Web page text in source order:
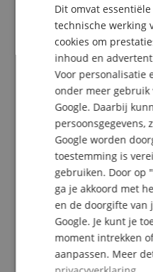
5.0/5.0
Gebaseerd op 12
Toon alle beoordelingen
5 Sterren
4 Sterren
3 Sterren
2 Sterren
1 Ster
Een herziening van de
plaatsgevonden:
winkel geregistreerd
daadwerkelijk bij ons
hun klantenaccount
artikel geven.
Dit omvat
technische werking
cookies om
inhoud en
Voor personalisatie
onder meer
Google. Daarbij
persoonsgegevens,
Google worden
toestemming is
gebruiken. Door op
ga je akkoord met
en de doorgifte van
Google. Je kunt je
moment intrekken
aanpassen. Meer